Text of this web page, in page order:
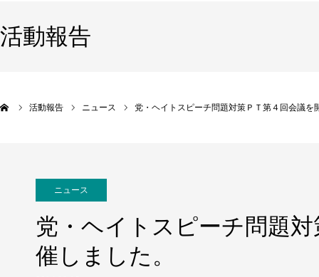
活動報告
活動報告 ニュース 党・ヘイトスピーチ問題対策ＰＴ第４回会議を
ニュース
党・ヘイトスピーチ問題
催しました。